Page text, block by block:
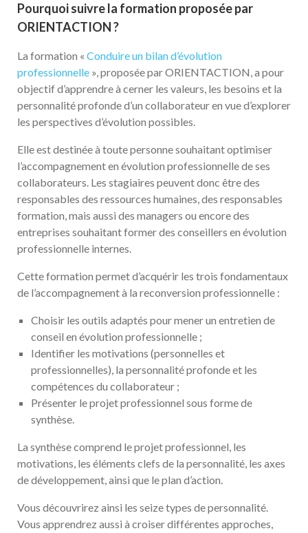
Pourquoi suivre la formation proposée par
ORIENTACTION ?
La formation « Conduire un bilan d’évolution
professionnelle », proposée par ORIENTACTION, a pour
objectif d’apprendre à cerner les valeurs, les besoins et la
personnalité profonde d’un collaborateur en vue d’explorer
les perspectives d’évolution possibles.
Elle est destinée à toute personne souhaitant optimiser
l’accompagnement en évolution professionnelle de ses
collaborateurs. Les stagiaires peuvent donc être des
responsables des ressources humaines, des responsables
formation, mais aussi des managers ou encore des
entreprises souhaitant former des conseillers en évolution
professionnelle internes.
Cette formation permet d’acquérir les trois fondamentaux
de l’accompagnement à la reconversion professionnelle :
Choisir les outils adaptés pour mener un entretien de
conseil en évolution professionnelle ;
Identifier les motivations (personnelles et
professionnelles), la personnalité profonde et les
compétences du collaborateur ;
Présenter le projet professionnel sous forme de
synthèse.
La synthèse comprend le projet professionnel, les
motivations, les éléments clefs de la personnalité, les axes
de développement, ainsi que le plan d’action.
Vous découvrirez ainsi les seize types de personnalité.
Vous apprendrez aussi à croiser différentes approches,